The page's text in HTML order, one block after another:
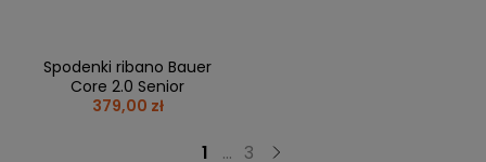
Spodenki ribano Bauer
Core 2.0 Senior
379,00 zł
1 ... 3